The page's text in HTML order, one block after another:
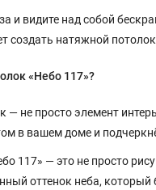
и видите над собой
создать натяжной
«Небо 117»?
— не просто элемент
в вашем доме и
117» — это не просто
оттенок неба, который